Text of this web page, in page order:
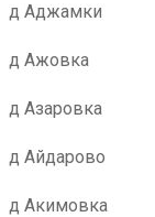
д Аджамки
д Ажовка
д Азаровка
д Айдарово
д Акимовка